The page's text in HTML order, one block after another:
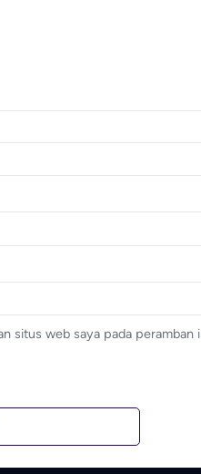
situs web saya pada